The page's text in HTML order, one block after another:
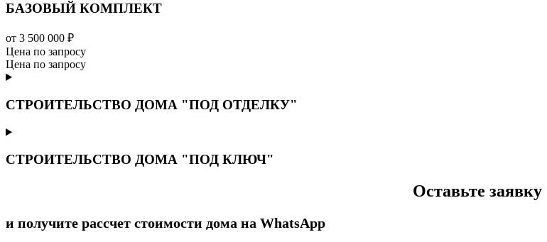
БАЗОВЫЙ КОМПЛЕКТ
от 3 500 000 ₽
Цена по запросу
Цена по запросу
СТРОИТЕЛЬСТВО ДОМА "ПОД ОТДЕЛКУ"
СТРОИТЕЛЬСТВО ДОМА "ПОД КЛЮЧ"
Оставьте заявку
и получите рассчет стоимости дома на WhatsApp